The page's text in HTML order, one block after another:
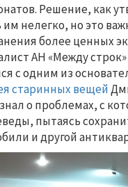
Решение, как
нелегко, но это
более ценных
АН «Между
с одним из
старинных вещей
о проблемах, с
пытаясь
и другой